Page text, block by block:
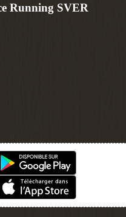
Running SVER